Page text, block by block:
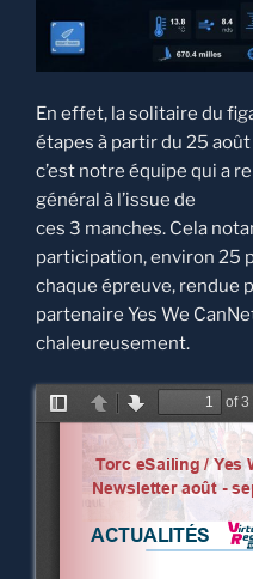
En effet, la solitaire du
étapes à partir du 25
c’est notre équipe qui a
général à l’issue de
ces 3 manches. Cela
participation, environ 25
chaque épreuve, rendue
partenaire Yes We
chaleureusement.